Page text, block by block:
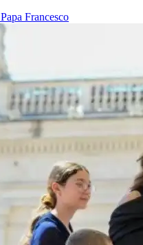
Papa Francesco